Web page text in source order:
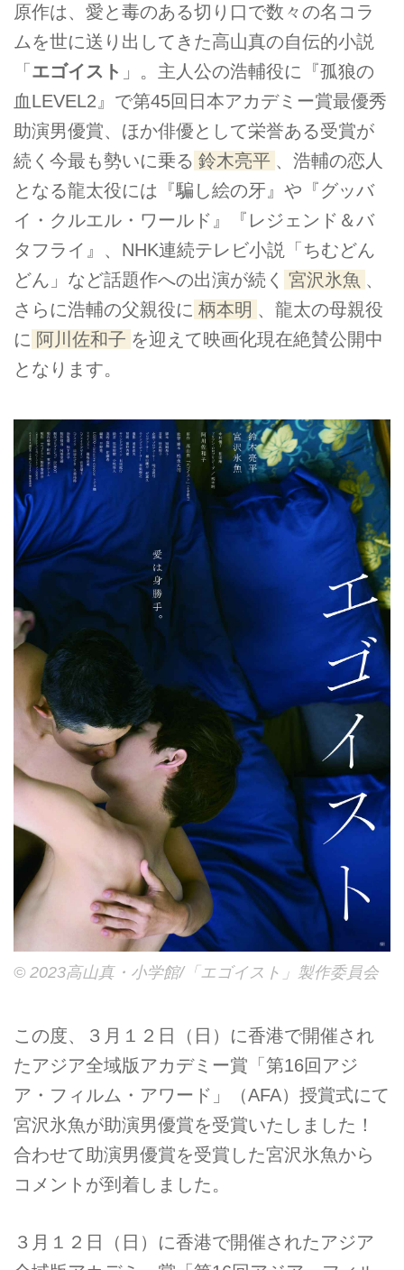
原作は、愛と毒のある切り口で数々の名コラ
ムを世に送り出してきた高山真の自伝的小説
「 エゴイスト 」。主人公の浩輔役に『孤狼の
血LEVEL2』で第45回日本アカデミー賞最優秀
助演男優賞、ほか俳優として栄誉ある受賞が
続く今最も勢いに乗る 鈴木亮平 、浩輔の恋人
となる龍太役には『騙し絵の牙』や『グッバ
イ・クルエル・ワールド』『レジェンド＆バ
タフライ』、NHK連続テレビ小説「ちむどん
どん」など話題作への出演が続く 宮沢氷魚 、
さらに浩輔の父親役に 柄本明 、龍太の母親役
に 阿川佐和子 を迎えて映画化現在絶賛公開中
となります。
© 2023高山真・小学館/「エゴイスト」製作委員会
この度、３月１２日（日）に香港で開催され
たアジア全域版アカデミー賞「第16回アジ
ア・フィルム・アワード」（AFA）授賞式にて
宮沢氷魚が助演男優賞を受賞いたしました！
合わせて助演男優賞を受賞した宮沢氷魚から
コメントが到着しました。
３月１２日（日）に香港で開催されたアジア